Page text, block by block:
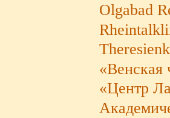
Olgabad
«Венская
«Центр